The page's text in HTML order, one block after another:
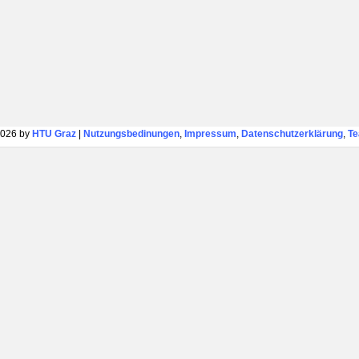
by HTU Graz| Nutzungsbedinungen, Impressum, Datenschutzerklärung,